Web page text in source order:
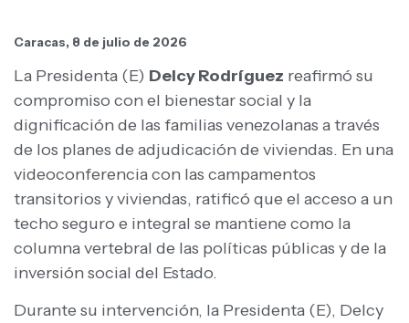
Caracas, 8 de julio de 2026
La Presidenta (E) Delcy Rodríguez reafirmó su
compromiso con el bienestar social y la
dignificación de las familias venezolanas a través
de los planes de adjudicación de viviendas. En una
videoconferencia con las campamentos
transitorios y viviendas, ratificó que el acceso a un
techo seguro e integral se mantiene como la
columna vertebral de las políticas públicas y de la
inversión social del Estado.
Durante su intervención, la Presidenta (E), Delcy